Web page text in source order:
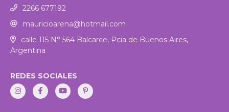
2266 677192
mauricioarena@hotmail.com
calle 115 N° 564 Balcarce, Pcia de Buenos Aires,
Argentina
REDES SOCIALES